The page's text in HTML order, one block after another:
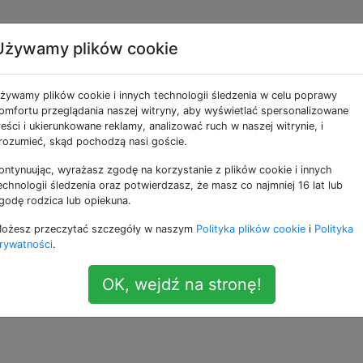
wymagające
na 1. generacji. iPad?
kiedy pobieram aplikacje, mówi mi „to wymaga iOS 6.0 lub
do aktualizacji, mówi mi, że jest w pełni zaktualizowany?
to jakoś naprawić?
plików cookie
plików cookie i innych technologii śledzenia w celu poprawy
przeglądania naszej witryny, aby wyświetlać spersonalizowane
i ukierunkowane reklamy, analizować ruch w naszej witrynie, i
skąd pochodzą nasi goście.
wyrażasz zgodę na korzystanie z plików cookie i innych
śledzenia oraz potwierdzasz, że masz co najmniej 16 lat lub
rodzica lub opiekuna.
przeczytać szczegóły w naszym Polityka plików cookie i Polityka
.
OK, wejdź na stronę!